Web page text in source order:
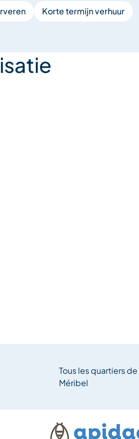
Korte termijn verhuur
Tous les quartiers
Méribel